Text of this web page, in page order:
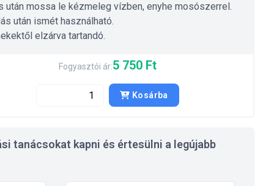
után mossa le kézmeleg vízben, enyhe mosószerrel.
után ismét használható.
elzárva tartandó.
Fogyasztói ár:5 750 Ft
Kosárba
tanácsokat kapni és értesülni a legújabb